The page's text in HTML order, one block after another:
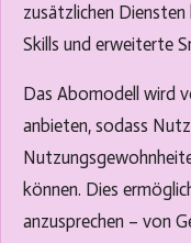
zusätzlichen
Skills und erweiterte
Das Abomodell wird
anbieten, sodass
können. Dies
anzusprechen – von